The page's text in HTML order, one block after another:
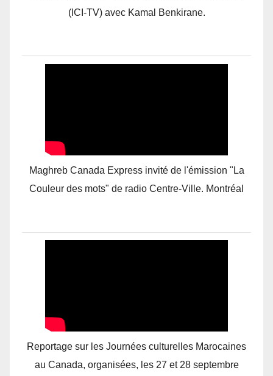
(ICI-TV) avec Kamal Benkirane.
Maghreb Canada Express invité de l'émission "La
Couleur des mots" de radio Centre-Ville. Montréal
Reportage sur les Journées culturelles Marocaines
au Canada, organisées, les 27 et 28 septembre